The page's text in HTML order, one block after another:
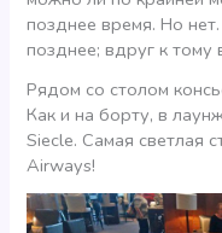
позднее время. Но
позднее; вдруг к
Рядом со столом
Как и на борту, в
Siecle. Самая светлая
Airways!